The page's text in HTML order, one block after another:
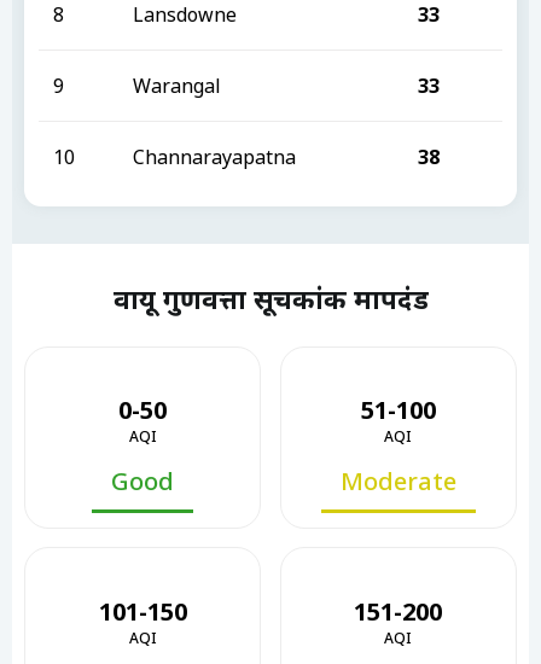
8 Lansdowne 33
9 Warangal 33
10 Channarayapatna 38
वायू गुणवत्ता सूचकांक मापदंड
0-50
AQI
Good
51-100
AQI
Moderate
101-150
AQI
151-200
AQI